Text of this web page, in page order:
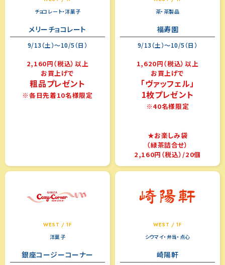
チョコレート・洋菓子
メリーチョコレート
9/13（土）～10/5（日）
2,160円（税込）以上
お買上げで
粗品プレゼント
※各日先着10名様限定
茶・茶製品
福寿園
9/13（土）～10/5（日）
1,620円（税込）以上
お買上げで
「ヴァッフェル」
1枚プレゼント
※40名様限定
★お楽しみ袋
（緑茶詰合せ）
2,160円（税込）/20個
WEST / 1F
洋菓子
銀座コージーコーナー
WEST / 1F
シウマイ・弁当・点心
崎陽軒